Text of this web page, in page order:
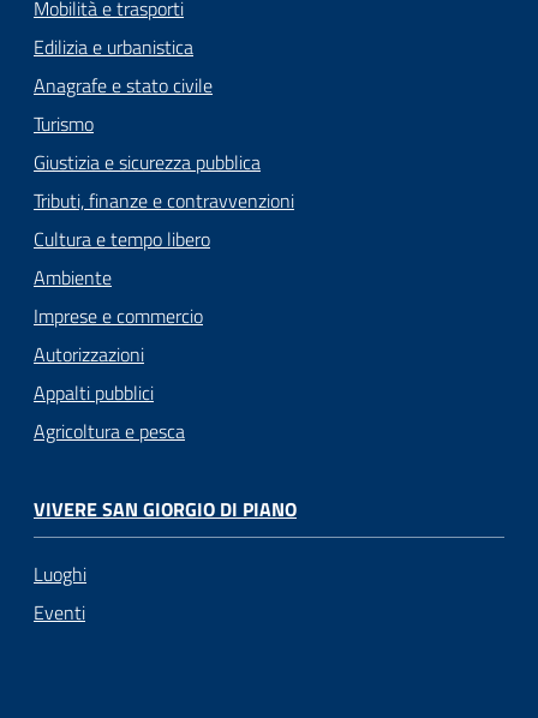
Mobilità e trasporti
Edilizia e urbanistica
Anagrafe e stato civile
Turismo
Giustizia e sicurezza pubblica
Tributi, finanze e contravvenzioni
Cultura e tempo libero
Ambiente
Imprese e commercio
Autorizzazioni
Appalti pubblici
Agricoltura e pesca
VIVERE SAN GIORGIO DI PIANO
Luoghi
Eventi